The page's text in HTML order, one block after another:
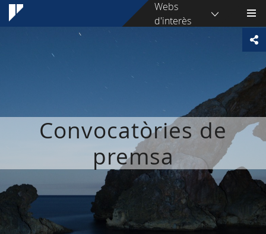
Webs
d'interès
Convocatòries de
premsa